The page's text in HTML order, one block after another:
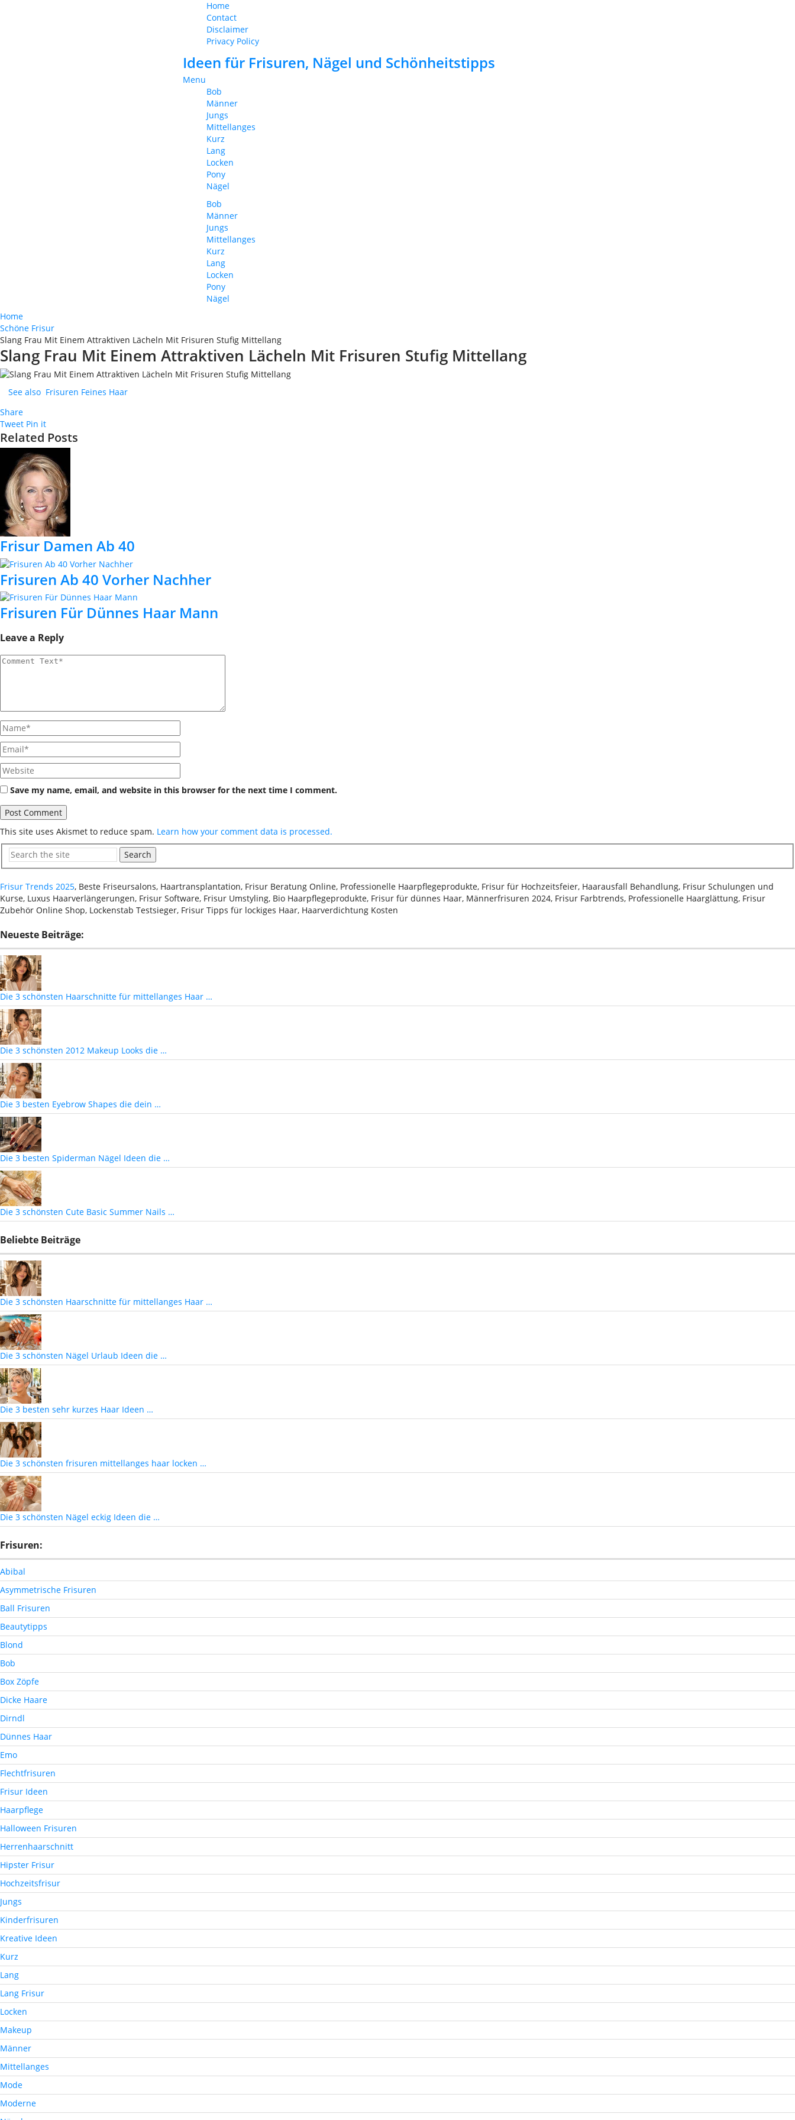
Home
Contact
Disclaimer
Privacy Policy
Ideen für Frisuren, Nägel und Schönheitstipps
Menu
Bob
Männer
Jungs
Mittellanges
Kurz
Lang
Locken
Pony
Nägel
Bob
Männer
Jungs
Mittellanges
Kurz
Lang
Locken
Pony
Nägel
Home
Schöne Frisur
Slang Frau Mit Einem Attraktiven Lächeln Mit Frisuren Stufig Mittellang
Slang Frau Mit Einem Attraktiven Lächeln Mit Frisuren Stufig Mittellang
See also Frisuren Feines Haar
Share
Tweet Pin it
Related Posts
Frisur Damen Ab 40
Frisuren Ab 40 Vorher Nachher
Frisuren Für Dünnes Haar Mann
Leave a Reply
Save my name, email, and website in this browser for the next time I comment.
This site uses Akismet to reduce spam. Learn how your comment data is processed.
Search
Frisur Trends 2025, Beste Friseursalons, Haartransplantation, Frisur Beratung Online, Professionelle Haarpflegeprodukte, Frisur für Hochzeitsfeier, Haarausfall Behandlung, Frisur Schulungen und
Kurse, Luxus Haarverlängerungen, Frisur Software, Frisur Umstyling, Bio Haarpflegeprodukte, Frisur für dünnes Haar, Männerfrisuren 2024, Frisur Farbtrends, Professionelle Haarglättung, Frisur
Zubehör Online Shop, Lockenstab Testsieger, Frisur Tipps für lockiges Haar, Haarverdichtung Kosten
Neueste Beiträge:
Die 3 schönsten Haarschnitte für mittellanges Haar …
Die 3 schönsten 2012 Makeup Looks die …
Die 3 besten Eyebrow Shapes die dein …
Die 3 besten Spiderman Nägel Ideen die …
Die 3 schönsten Cute Basic Summer Nails …
Beliebte Beiträge
Die 3 schönsten Haarschnitte für mittellanges Haar …
Die 3 schönsten Nägel Urlaub Ideen die …
Die 3 besten sehr kurzes Haar Ideen …
Die 3 schönsten frisuren mittellanges haar locken …
Die 3 schönsten Nägel eckig Ideen die …
Frisuren:
Abibal
Asymmetrische Frisuren
Ball Frisuren
Beautytipps
Blond
Bob
Box Zöpfe
Dicke Haare
Dirndl
Dünnes Haar
Emo
Flechtfrisuren
Frisur Ideen
Haarpflege
Halloween Frisuren
Herrenhaarschnitt
Hipster Frisur
Hochzeitsfrisur
Jungs
Kinderfrisuren
Kreative Ideen
Kurz
Lang
Lang Frisur
Locken
Makeup
Männer
Mittellanges
Mode
Moderne